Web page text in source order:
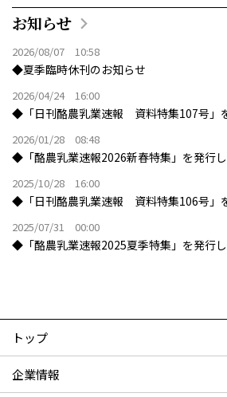
お知らせ
2026/08/07 10:58
◆夏季臨時休刊のお知らせ
2026/04/24 16:00
◆「日刊酪農乳業速報 資料特集107号」
2026/01/28 08:48
◆「酪農乳業速報2026新春特集」を発行
2025/10/28 16:00
◆「日刊酪農乳業速報 資料特集106号」
2025/07/31 00:00
◆「酪農乳業速報2025夏季特集」を発行
トップ
企業情報